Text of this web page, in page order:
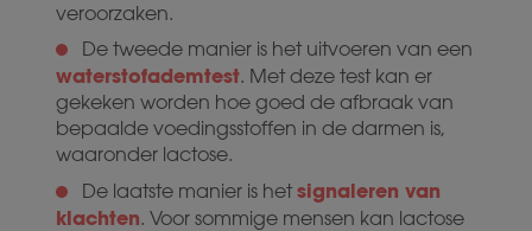
veroorzaken.
De tweede manier is het uitvoeren van een
waterstofademtest. Met deze test kan er
gekeken worden hoe goed de afbraak van
bepaalde voedingsstoffen in de darmen is,
waaronder lactose.
De laatste manier is hetsignaleren van
klachten. Voor sommige mensen kan lactose